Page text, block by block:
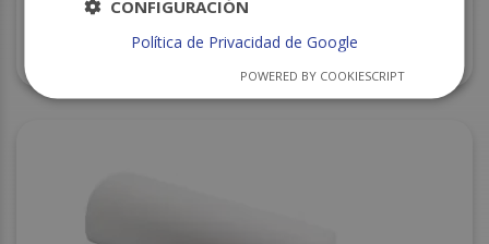
PAPEL PERLA SIN COLA 36X50 C/30
CONFIGURACIÓN
Política de Privacidad de Google
POWERED BY COOKIESCRIPT